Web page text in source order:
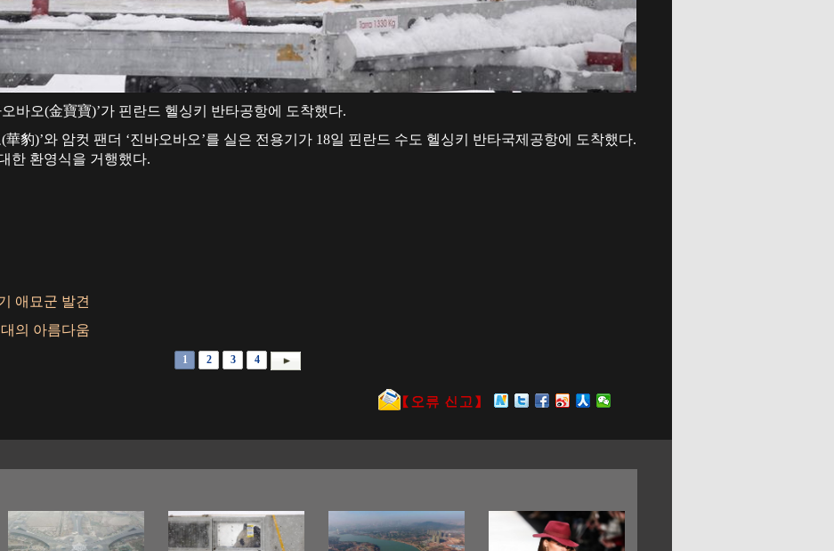
바오(金寶寶)’가 핀란드 헬싱키 반타공항에 도착했다.
華豹)’와 암컷 팬더 ‘진바오바오’를 실은 전용기가 18일 핀란드 수도 헬싱키 반타국제공항에 도착했다.
한 환영식을 거행했다.
애묘군 발견
의 아름다움
1 2 3 4